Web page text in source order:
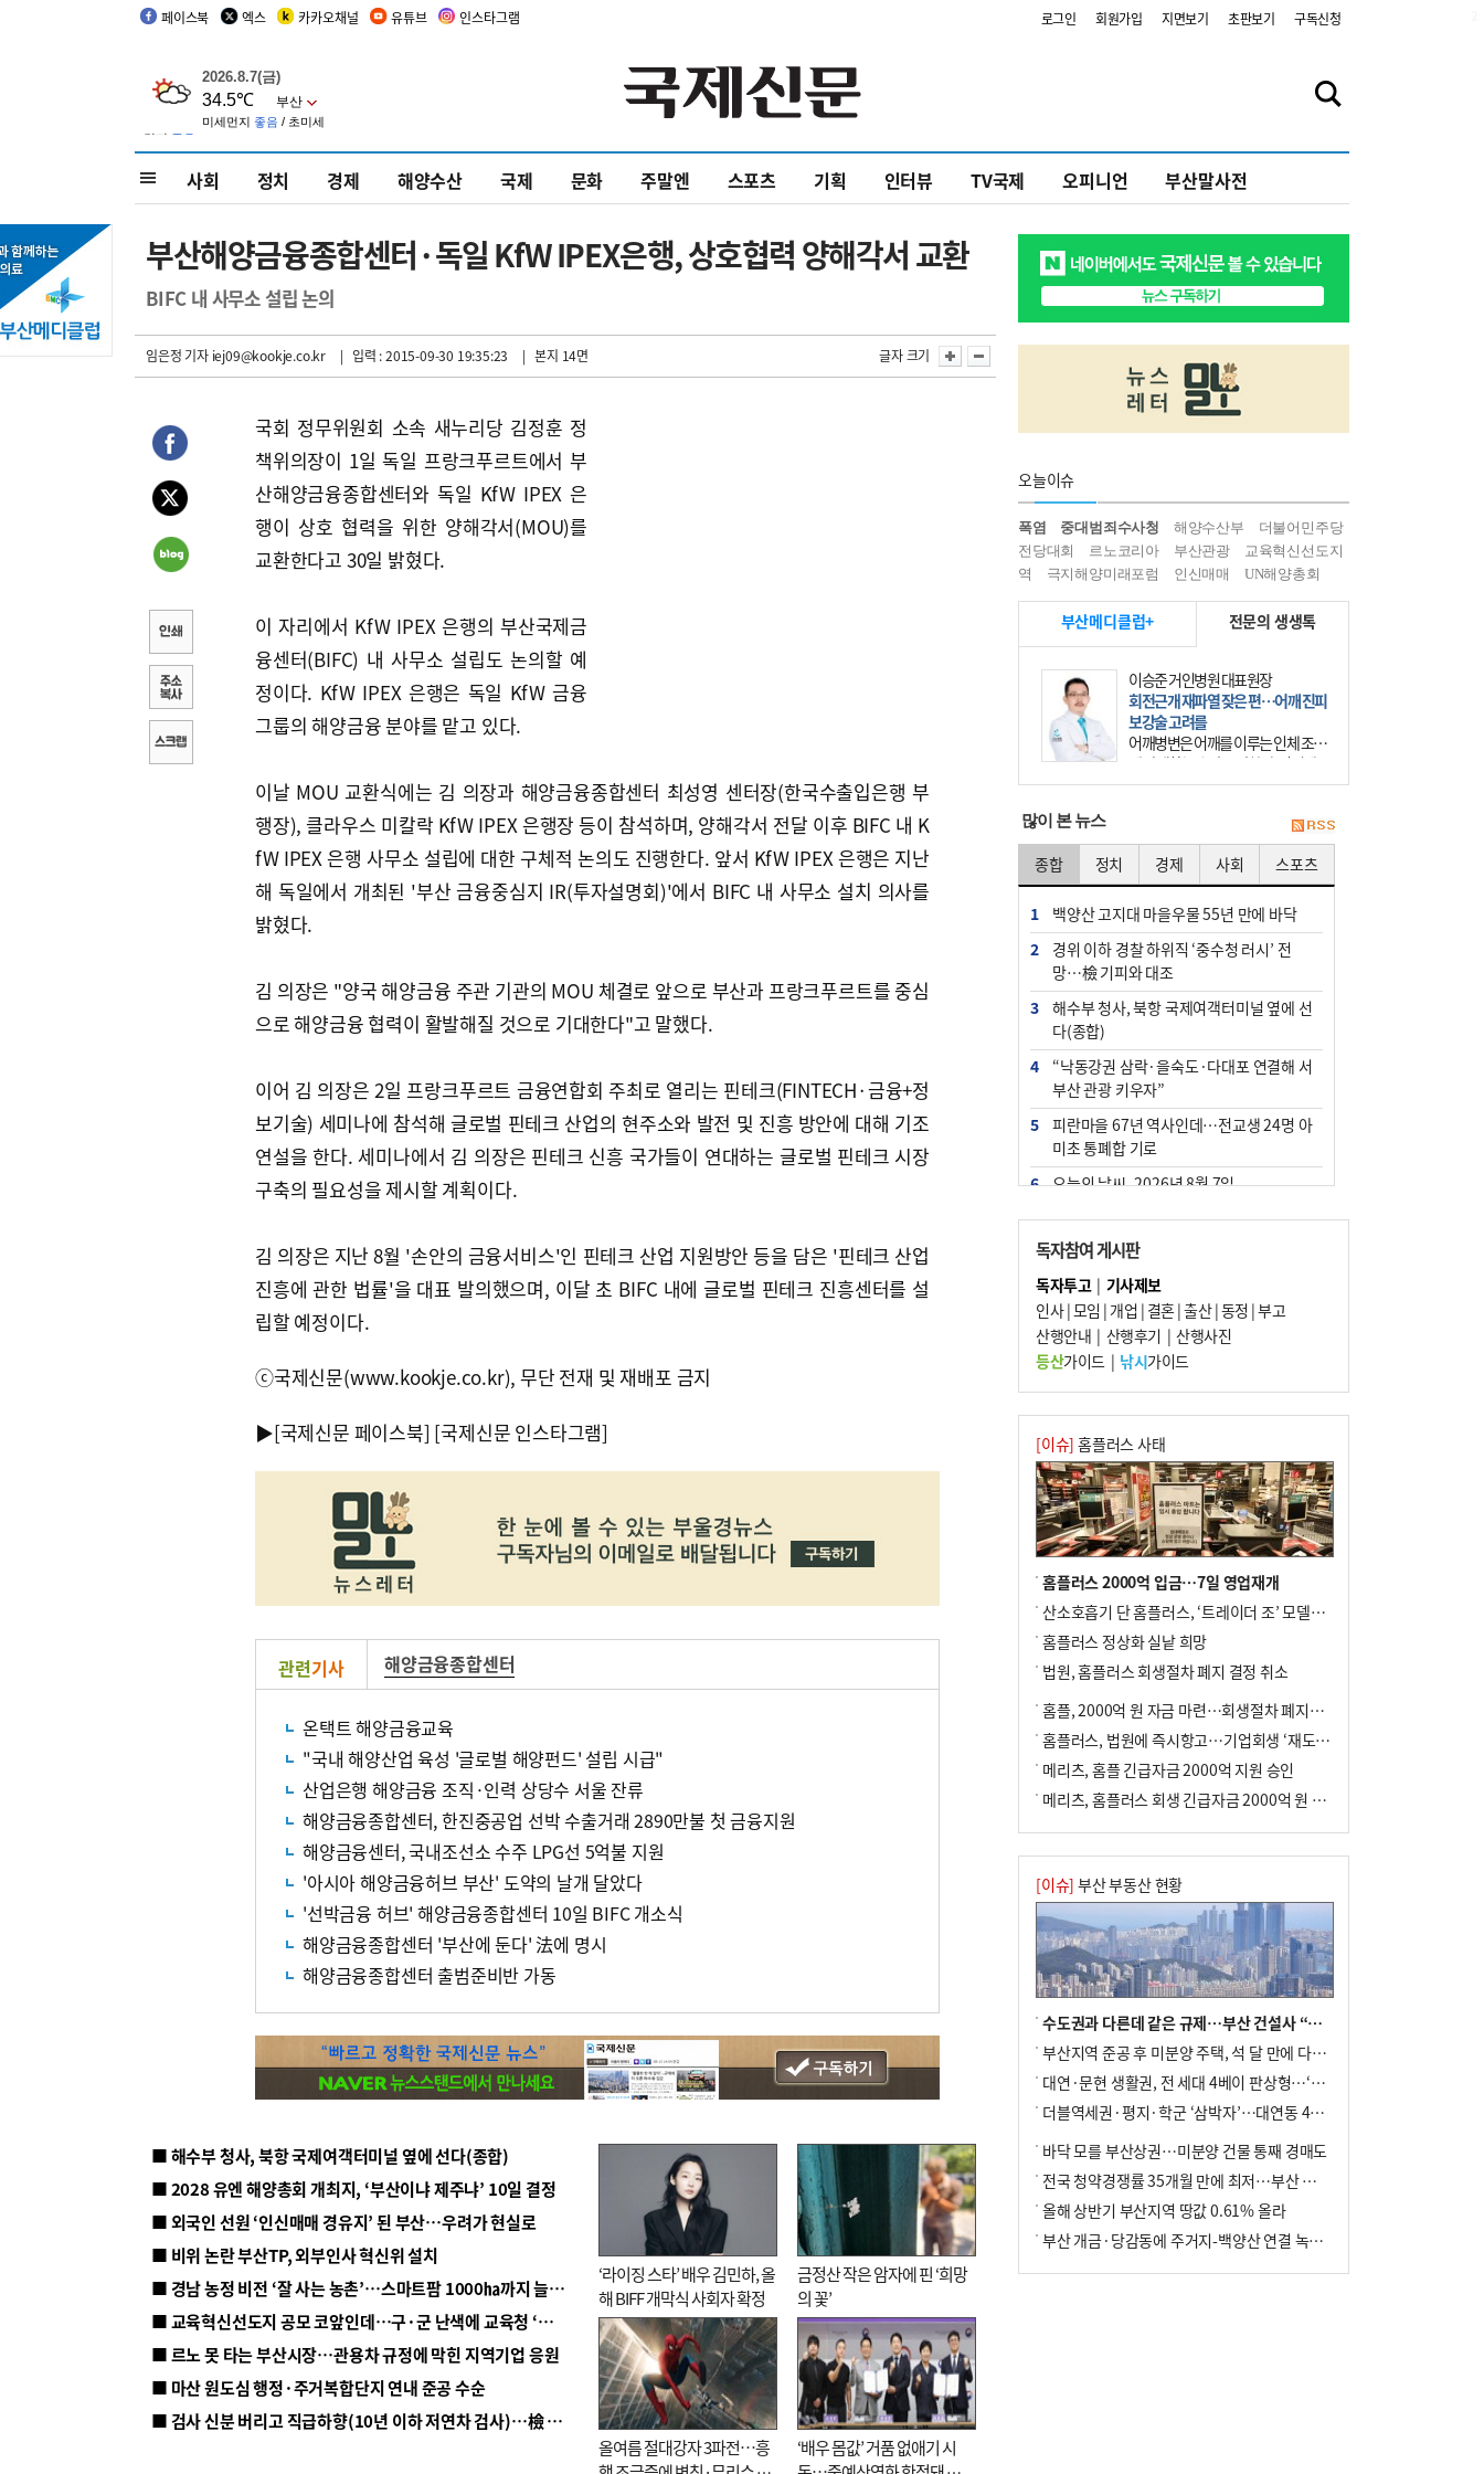
페이스북 엑스 카카오채널 유튜브 인스타그램 로그인 회원가입 지면보기 초판보기 구독신청
사회 정치 경제 해양수산 국제 문화 주말엔 스포츠 기획 인터뷰 TV국제 오피니언 부산말사전
부산해양금융종합센터·독일 KfW IPEX은행, 상호협력 양해각서 교환
BIFC 내 사무소 설립 논의
임은정 기자iej09@kookje.co.kr | 입력 : 2015-09-30 19:35:23 | 본지 14면 글자 크기
국회 정무위원회 소속 새누리당 김정훈 정
책위의장이 1일 독일 프랑크푸르트에서 부
산해양금융종합센터와 독일 KfW IPEX 은
행이 상호 협력을 위한 양해각서(MOU)를
교환한다고 30일 밝혔다.
이 자리에서 KfW IPEX 은행의 부산국제금
융센터(BIFC) 내 사무소 설립도 논의할 예
정이다. KfW IPEX 은행은 독일 KfW 금융
그룹의 해양금융 분야를 맡고 있다.
이날 MOU 교환식에는 김 의장과 해양금융종합센터 최성영 센터장(한국수출입은행 부
행장), 클라우스 미칼락 KfW IPEX 은행장 등이 참석하며, 양해각서 전달 이후 BIFC 내 K
fW IPEX 은행 사무소 설립에 대한 구체적 논의도 진행한다. 앞서 KfW IPEX 은행은 지난
해 독일에서 개최된 '부산 금융중심지 IR(투자설명회)'에서 BIFC 내 사무소 설치 의사를
밝혔다.
김 의장은 "양국 해양금융 주관 기관의 MOU 체결로 앞으로 부산과 프랑크푸르트를 중심
으로 해양금융 협력이 활발해질 것으로 기대한다"고 말했다.
이어 김 의장은 2일 프랑크푸르트 금융연합회 주최로 열리는 핀테크(FINTECH·금융+정
보기술) 세미나에 참석해 글로벌 핀테크 산업의 현주소와 발전 및 진흥 방안에 대해 기조
연설을 한다. 세미나에서 김 의장은 핀테크 신흥 국가들이 연대하는 글로벌 핀테크 시장
구축의 필요성을 제시할 계획이다.
김 의장은 지난 8월 '손안의 금융서비스'인 핀테크 산업 지원방안 등을 담은 '핀테크 산업
진흥에 관한 법률'을 대표 발의했으며, 이달 초 BIFC 내에 글로벌 핀테크 진흥센터를 설
립할 예정이다.
ⓒ국제신문(www.kookje.co.kr), 무단 전재 및 재배포 금지
▶[국제신문 페이스북] [국제신문 인스타그램]
관련기사 해양금융종합센터
온택트 해양금융교육
"국내 해양산업 육성 '글로벌 해양펀드' 설립 시급"
산업은행 해양금융 조직·인력 상당수 서울 잔류
해양금융종합센터, 한진중공업 선박 수출거래 2890만불 첫 금융지원
해양금융센터, 국내조선소 수주 LPG선 5억불 지원
'아시아 해양금융허브 부산' 도약의 날개 달았다
'선박금융 허브' 해양금융종합센터 10일 BIFC 개소식
해양금융종합센터 '부산에 둔다' 法에 명시
해양금융종합센터 출범준비반 가동
■ 해수부 청사, 북항 국제여객터미널 옆에 선다(종합)
■ 2028 유엔 해양총회 개최지, ‘부산이냐 제주냐’ 10일 결정
■ 외국인 선원 ‘인신매매 경유지’ 된 부산…우려가 현실로
■ 비위 논란 부산TP, 외부인사 혁신위 설치
■ 경남 농정 비전 ‘잘 사는 농촌’…스마트팜 1000㏊까지 늘린다
■ 교육혁신선도지 공모 코앞인데…구·군 난색에 교육청 ‘쩔쩔’
■ 르노 못 타는 부산시장…관용차 규정에 막힌 지역기업 응원
■ 마산 원도심 행정·주거복합단지 연내 준공 수순
■ 검사 신분 버리고 직급하향(10년 이하 저연차 검사)…檢 중수청행 기피
‘라이징 스타’ 배우 김민하, 올
해 BIFF 개막식 사회자 확정
금정산 작은 암자에 핀 ‘희망
의 꽃’
올여름 절대강자 3파전…흥
‘배우 몸값’ 거품 없애기 시
오늘이슈
폭염 중대범죄수사청 해양수산부
더불어민주당
전당대회
르노코리아 부산관광
교육혁신선도지
역
극지해양미래포럼 인신매매 UN해양총회
부산메디클럽+ 전문의 생생톡
이승준 거인병원 대표원장
회전근개 재파열 잦은 편…어깨 진피
보강술 고려를
어깨병변은 어깨를 이루는 인체 조직
에 발생하는 손상을 말한다. 여기에
는 오십견과 회전근개 증후군, 어깨
많이 본 뉴스
종합 정치 경제 사회 스포츠
1
백양산 고지대 마을우물 55년 만에 바닥
2
경위 이하 경찰 하위직 ‘중수청 러시’ 전
망…檢 기피와 대조
3
해수부 청사, 북항 국제여객터미널 옆에 선
다(종합)
4
“낙동강권 삼락·을숙도·다대포 연결해 서
부산 관광 키우자”
5
피란마을 67년 역사인데…전교생 24명 아
미초 통폐합 기로
6
오늘의 날씨- 2026년 8월 7일
7
부울경 주말부터 비소식…‘극한 폭염’ 한풀
꺾일 듯
8
[사설] 해수부 신청사 북항으로 확정, 해양
수도 도약의 전환점
9
외국인 선원 ‘인신매매 경유지’ 된 부산…
우려가 현실로
10 르노 못 타는 부산시장…관용차 규정에 막
힌 지역기업 응원
독자참여 게시판
독자투고| 기사제보
인사|모임 | 개업 | 결혼|출산|동정 |부고
산행안내 | 산행후기 | 산행사진
등산가이드| 낚시가이드
[이슈] 홈플러스 사태
홈플러스 2000억 입금…7일 영업재개
산소호흡기 단 홈플러스, ‘트레이더 조’ 모델로 살아날까
홈플러스 정상화 실낱 희망
법원, 홈플러스 회생절차 폐지 결정 취소
홈플, 2000억 원 자금 마련…회생절차 폐지에 즉시항고(종합)
홈플러스, 법원에 즉시항고…기업회생 ‘재도전’
메리츠, 홈플 긴급자금 2000억 지원 승인
메리츠, 홈플러스 회생 긴급자금 2000억 원 지원 승인
[이슈] 부산 부동산 현황
수도권과 다른데 같은 규제…부산 건설사 “쓰러지기 직전”
부산지역 준공 후 미분양 주택, 석 달 만에 다시 3000가구 넘어서
대연·문현 생활권, 전 세대 4베이 판상형…‘더샵 트리센트’ 내달 분양
더블역세권·평지·학군 ‘삼박자’…대연동 42층 브랜드 단지
바닥 모를 부산상권…미분양 건물 통째 경매도
전국 청약경쟁률 35개월 만에 최저…부산 미분양 ‘적체’ 심화
올해 상반기 부산지역 땅값 0.61% 올라
부산 개금·당감동에 주거지-백양산 연결 녹지 조성